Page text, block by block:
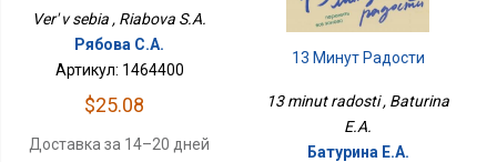
Ver' v sebia , Riabova S.A.
Рябова С.А.
Артикул: 1464400
$25.08
Доставка за 14–20 дней
13 Минут Радости
13 minut radosti , Baturina
E.A.
Батурина Е.А.